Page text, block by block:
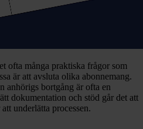
ofta många praktiska frågor som
är att avsluta olika abonnemang.
anhörigs bortgång är ofta en
dokumentation och stöd går det att
underlätta processen.